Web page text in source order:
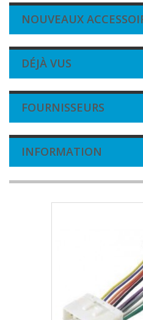
NOUVEAUX
DÉJÀ VUS
FOURNISSEURS
INFORMATION